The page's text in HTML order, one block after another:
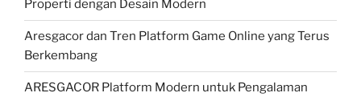
Properti dengan Desain Modern
Aresgacor dan Tren Platform Game Online yang Terus
Berkembang
ARESGACOR Platform Modern untuk Pengalaman